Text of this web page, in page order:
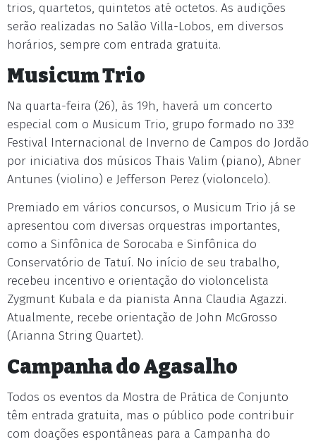
trios, quartetos, quintetos até octetos. As audições
serão realizadas no Salão Villa-Lobos, em diversos
horários, sempre com entrada gratuita.
Musicum Trio
Na quarta-feira (26), às 19h, haverá um concerto
especial com o Musicum Trio, grupo formado no 33º
Festival Internacional de Inverno de Campos do Jordão
por iniciativa dos músicos Thais Valim (piano), Abner
Antunes (violino) e Jefferson Perez (violoncelo).
Premiado em vários concursos, o Musicum Trio já se
apresentou com diversas orquestras importantes,
como a Sinfônica de Sorocaba e Sinfônica do
Conservatório de Tatuí. No início de seu trabalho,
recebeu incentivo e orientação do violoncelista
Zygmunt Kubala e da pianista Anna Claudia Agazzi.
Atualmente, recebe orientação de John McGrosso
(Arianna String Quartet).
Campanha do Agasalho
Todos os eventos da Mostra de Prática de Conjunto
têm entrada gratuita, mas o público pode contribuir
com doações espontâneas para a Campanha do